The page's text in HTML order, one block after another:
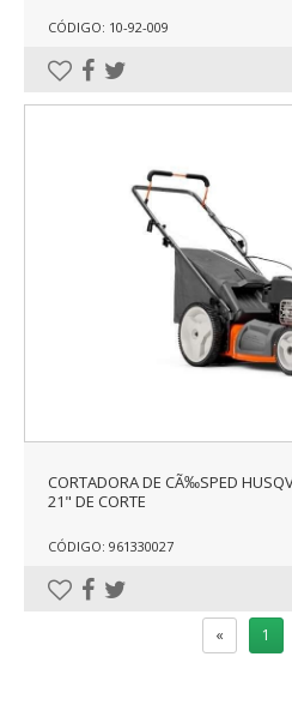
CÓDIGO: 10-92-009
CORTADORA DE CÃ‰SPED
21" DE CORTE
CÓDIGO: 961330027
« 1